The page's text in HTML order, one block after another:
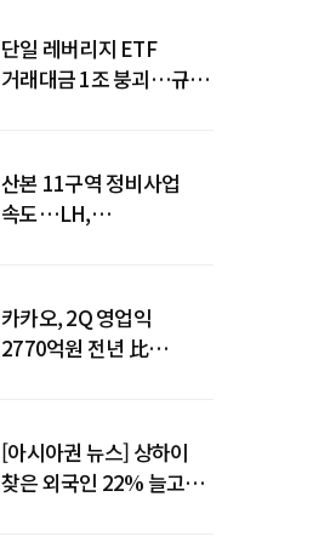
단일 레버리지 ETF
거래대금 1조 붕괴…규제
산본 11구역 정비사업
속도…LH,
카카오, 2Q 영업익
2770억원 전년 比
[아시아권 뉴스] 상하이
찾은 외국인 22% 늘고